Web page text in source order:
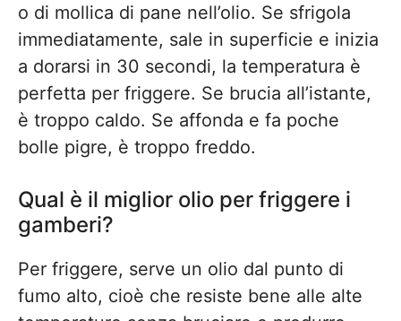
o di mollica di pane nell’olio. Se sfrigola
immediatamente, sale in superficie e inizia
a dorarsi in 30 secondi, la temperatura è
perfetta per friggere. Se brucia all’istante,
è troppo caldo. Se affonda e fa poche
bolle pigre, è troppo freddo.
Qual è il miglior olio per friggere i
gamberi?
Per friggere, serve un olio dal punto di
fumo alto, cioè che resiste bene alle alte